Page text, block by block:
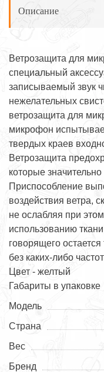
Описание
Ветрозащита для
специальный
записываемый звук
нежелательных
ветрозащита для
микрофон
твердых краев
Ветрозащита
которые
Приспособление
воздействия ветра,
не ослабляя при
использованию
говорящего
без каких-либо
Цвет - желтый
Габариты в упаковке
Модель
Страна
Вес
Бренд